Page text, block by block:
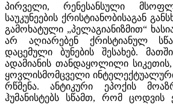
პირველი, რენესანსული
საუკუნეების ქრისტიანობისაგან
გამოხატული „პელაგიანიზმით“
არ აღიარებენ ქრისტიანულ
დაცემული ბუნების შესახებ.
ადამიანის თანდაყოლილი
ყოვლისმომცველი
რწმენა. ანტიკური ეპოქის
ჰუმანისტებს სწამთ, რომ ცოდვის